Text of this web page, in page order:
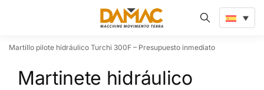
Martillo pilote hidráulico Turchi 300F – Presupuesto inmediato
Martinete hidráulico